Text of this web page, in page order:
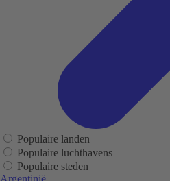
Populaire landen
Populaire luchthavens
Populaire steden
Argentinië